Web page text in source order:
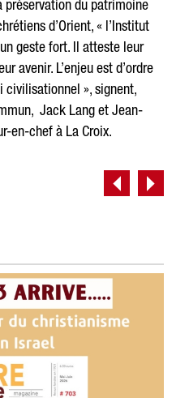
préservation du patrimoine
d’Orient, « l’Institut
geste fort. Il atteste leur
avenir. L’enjeu est d’ordre
civilisationnel », signent,
Jack Lang et Jean-
en-chef à La Croix.